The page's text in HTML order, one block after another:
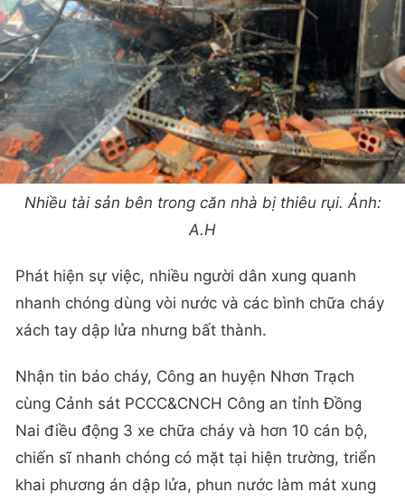
Nhiều tài sản bên trong căn nhà bị thiêu rụi. Ảnh:
A.H
Phát hiện sự việc, nhiều người dân xung quanh
nhanh chóng dùng vòi nước và các bình chữa cháy
xách tay dập lửa nhưng bất thành.
Nhận tin báo cháy, Công an huyện Nhơn Trạch
cùng Cảnh sát PCCC&CNCH Công an tỉnh Đồng
Nai điều động 3 xe chữa cháy và hơn 10 cán bộ,
chiến sĩ nhanh chóng có mặt tại hiện trường, triển
khai phương án dập lửa, phun nước làm mát xung